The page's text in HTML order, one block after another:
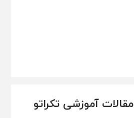
مقالات آموزشی تکراتو